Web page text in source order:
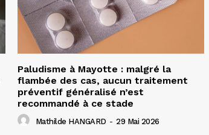
Paludisme à Mayotte : malgré la
flambée des cas, aucun traitement
préventif généralisé n’est
recommandé à ce stade
Mathilde HANGARD - 29 Mai 2026